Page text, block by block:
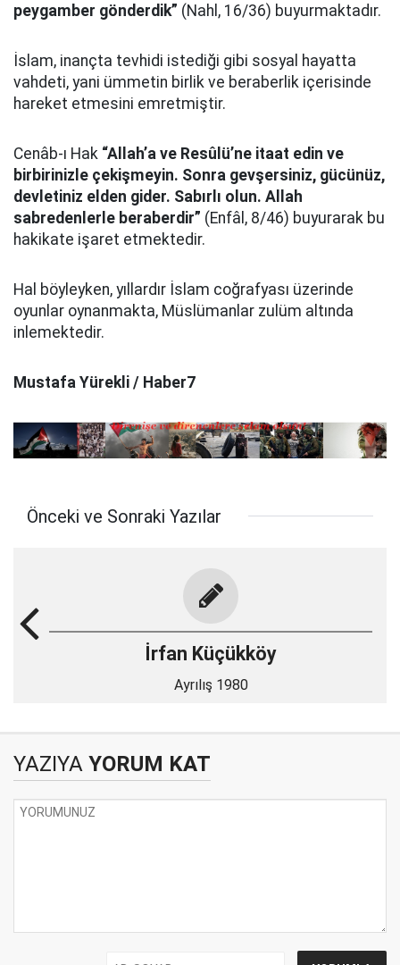
peygamber gönderdik” (Nahl, 16/36) buyurmaktadır.
İslam, inançta tevhidi istediği gibi sosyal hayatta
vahdeti, yani ümmetin birlik ve beraberlik içerisinde
hareket etmesini emretmiştir.
Cenâb-ı Hak “Allah’a ve Resûlü’ne itaat edin ve
birbirinizle çekişmeyin. Sonra gevşersiniz, gücünüz,
devletiniz elden gider. Sabırlı olun. Allah
sabredenlerle beraberdir” (Enfâl, 8/46) buyurarak bu
hakikate işaret etmektedir.
Hal böyleyken, yıllardır İslam coğrafyası üzerinde
oyunlar oynanmakta, Müslümanlar zulüm altında
inlemektedir.
Mustafa Yürekli / Haber7
Önceki ve Sonraki Yazılar
İrfan Küçükköy
Ayrılış 1980
YAZIYA YORUM KAT